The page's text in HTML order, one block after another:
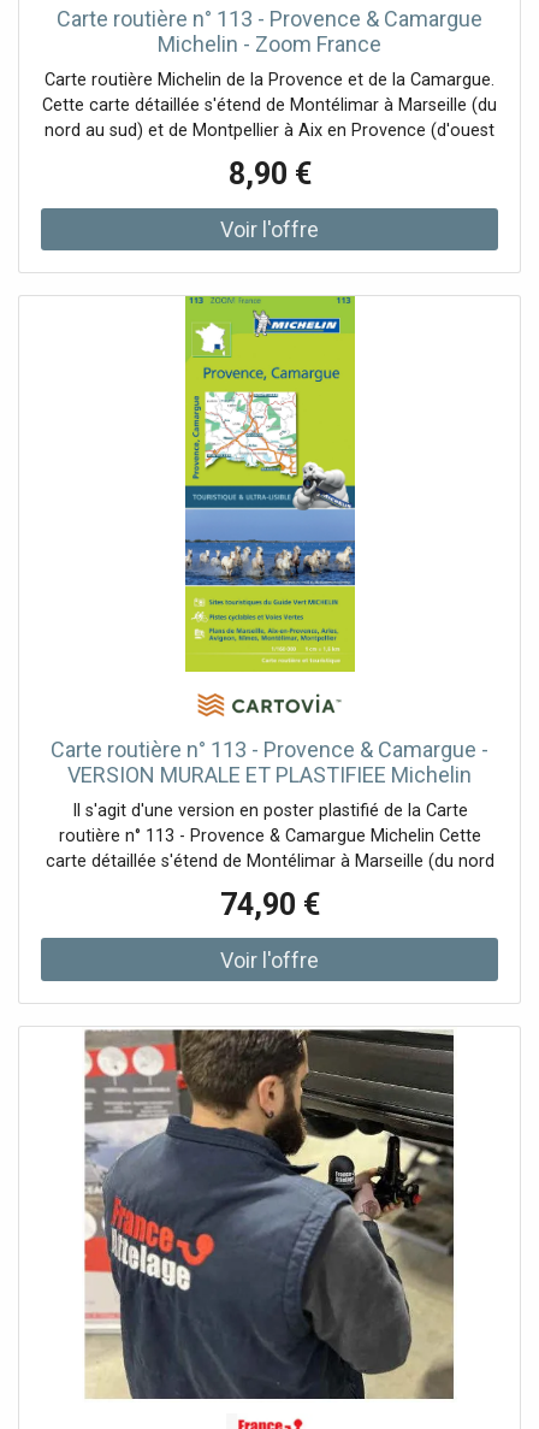
Carte routière n° 113 - Provence & Camargue
Michelin - Zoom France
Carte routière Michelin de la Provence et de la Camargue.
Cette carte détaillée s'étend de Montélimar à Marseille (du
nord au sud) et de Montpellier à Aix en Provence (d'ouest
en est). Distances indiquées sur la carte. Plans des centre-
villes d'Arles, Montpellier, Aix en Provence, Marseille,
Avignon, Nîmes, Montélimar. Indication des sites
touristiques, des pistes cyclables et des Voies vertes.
Echelle 1/160 000 (1 cm = 1,6 km).
8,90 €
Carte routière n° 113 - Provence & Camargue -
VERSION MURALE ET PLASTIFIEE Michelin
Il s'agit d'une version en poster plastifié de la Carte
routière n° 113 - Provence & Camargue Michelin Cette
carte détaillée s'étend de Montélimar à Marseille (du nord
est). Distances indiquées sur la carte. Plans des centre-
villes d'Arles, Montpellier, Aix en Provence, Marseille,
Avignon, Nîmes, Montélimar. Indication des sites
touristiques, des pistes cyclables et des Voies vertes. A
de la carte originale qui est pliée. Les pliures restent un
tout petit peu visibles. La carte est livrée roulée dans un
tube cartonné. Un délai supplémentaire d'une à deux
semaines est nécessaire pour la fabrication de la carte.
Ce produit étant fabriqué sur mesure à la demande de nos
clients, il ne peut pas nous être retourné.
74,90 €